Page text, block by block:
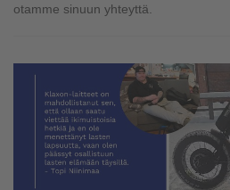
otamme sinuun yhteyttä.